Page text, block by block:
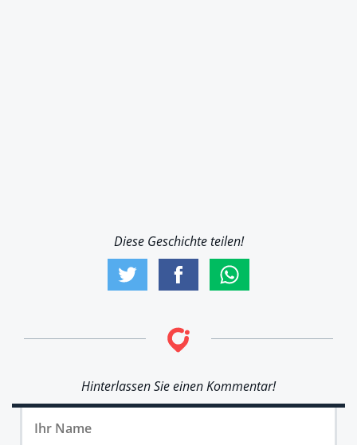
Diese Geschichte teilen!
Hinterlassen Sie einen Kommentar!